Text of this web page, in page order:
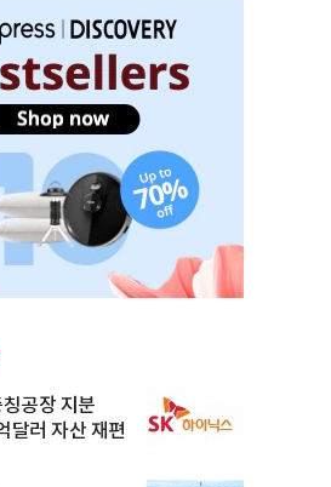
공장 지분
러 자산 재편